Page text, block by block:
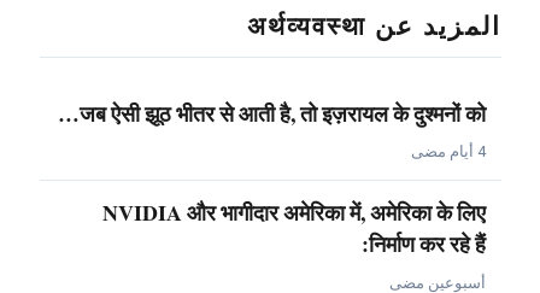
المزيد عن अर्थव्यवस्था
जब ऐसी झूठ भीतर से आती है, तो इज़रायल के दुश्मनों को…
4 أيام مضى
NVIDIA और भागीदार अमेरिका में, अमेरिका के लिए
निर्माण कर रहे हैं:
أسبوعين مضى